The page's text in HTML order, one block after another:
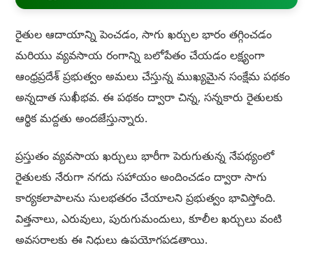
రైతుల ఆదాయాన్ని పెంచడం, సాగు ఖర్చుల భారం తగ్గించడం
మరియు వ్యవసాయ రంగాన్ని బలోపేతం చేయడం లక్ష్యంగా
ఆంధ్రప్రదేశ్ ప్రభుత్వం అమలు చేస్తున్న ముఖ్యమైన సంక్షేమ పథకం
అన్నదాత సుఖీభవ. ఈ పథకం ద్వారా చిన్న, సన్నకారు రైతులకు
ఆర్థిక మద్దతు అందజేస్తున్నారు.
ప్రస్తుతం వ్యవసాయ ఖర్చులు భారీగా పెరుగుతున్న నేపథ్యంలో
రైతులకు నేరుగా నగదు సహాయం అందించడం ద్వారా సాగు
కార్యకలాపాలను సులభతరం చేయాలని ప్రభుత్వం భావిస్తోంది.
విత్తనాలు, ఎరువులు, పురుగుమందులు, కూలీల ఖర్చులు వంటి
అవసరాలకు ఈ నిధులు ఉపయోగపడతాయి.